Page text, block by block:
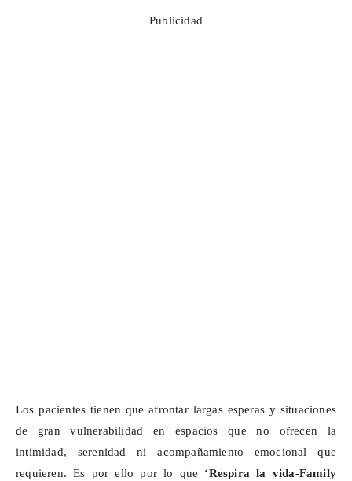
Publicidad
Los pacientes tienen que afrontar largas esperas y situaciones
de gran vulnerabilidad en espacios que no ofrecen la
intimidad, serenidad ni acompañamiento emocional que
requieren. Es por ello por lo que ‘Respira la vida-Family